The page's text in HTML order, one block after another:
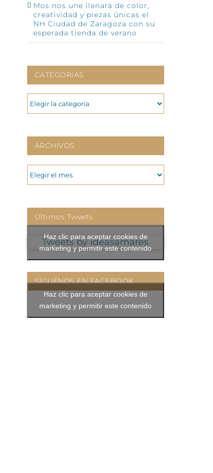
Mos nos une llenará de color,
creatividad y piezas únicas el
NH Ciudad de Zaragoza con su
esperada tienda de verano
CATEGORIAS
CATEGORIAS
ARCHIVOS
ARCHIVOS
Últimos Tweets
Tweets by ideasamares
Haz clic para aceptar cookies de
marketing y permitir este contenido
SÍGUENOS EN FACEBOOK
Haz clic para aceptar cookies de
marketing y permitir este contenido